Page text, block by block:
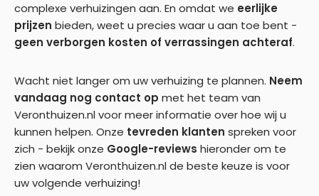
complexe verhuizingen aan. En omdat we eerlijke
prijzen bieden, weet u precies waar u aan toe bent -
geen verborgen kosten of verrassingen achteraf.
Wacht niet langer om uw verhuizing te plannen. Neem
vandaag nog contact op met het team van
Veronthuizen.nl voor meer informatie over hoe wij u
kunnen helpen. Onze tevreden klanten spreken voor
zich - bekijk onze Google-reviews hieronder om te
zien waarom Veronthuizen.nl de beste keuze is voor
uw volgende verhuizing!